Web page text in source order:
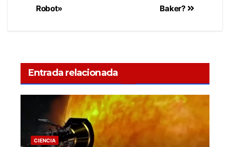
Baker?
Robot»
Entrada relacionada
CIENCIA